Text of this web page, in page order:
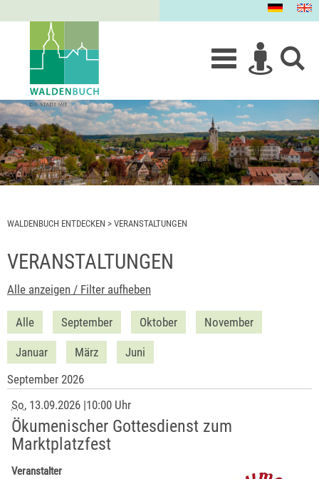
WALDENBUCH ENTDECKEN > VERANSTALTUNGEN
VERANSTALTUNGEN
Alle anzeigen / Filter aufheben
Alle September Oktober November
Januar März
Juni
September 2026
So, 13.09.2026 |10:00 Uhr
Ökumenischer Gottesdienst zum
Marktplatzfest
Veranstalter